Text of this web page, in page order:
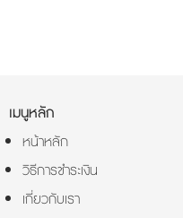
เมนูหลัก
หน้าหลัก
วิธีการชำระเงิน
เกี่ยวกับเรา